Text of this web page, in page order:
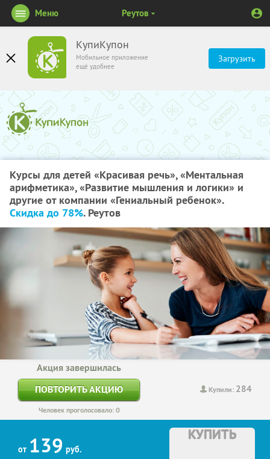
КупиКупон
Мобильное приложение
ещё удобнее
Загрузить
Меню Реутов
Курсы для детей «Красивая речь», «Ментальная
арифметика», «Развитие мышления и логики» и
другие от компании «Гениальный ребенок».
Скидка до 78%. Реутов
Купили: 284
Акция завершилась
ПОВТОРИТЬ АКЦИЮ
Человек проголосовало: 0
от 139 руб.
КУПИТЬ